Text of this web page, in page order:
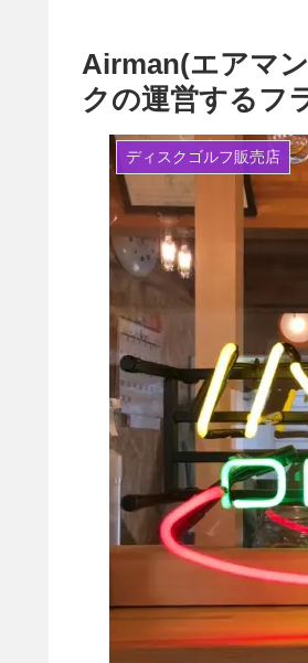
Airman(エアマ
クの運営するフ
ディスクゴルフ販売店